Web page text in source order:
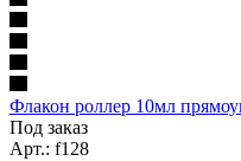
Флакон роллер 10мл
Под заказ
Арт.: f128